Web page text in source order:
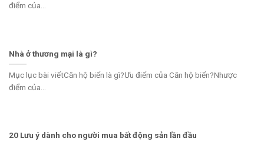
điểm của...
Nhà ở thương mại là gì?
Mục lục bài viếtCăn hộ biển là gì?Ưu điểm của Căn hộ biển?Nhược
điểm của...
20 Lưu ý dành cho người mua bất động sản lần đầu